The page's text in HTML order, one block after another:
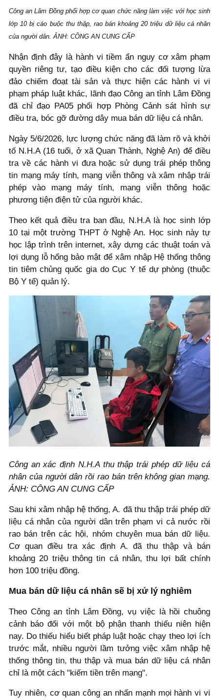
Công an Lâm Đồng phối hợp cơ quan chức năng làm việc với học sinh
lớp 10 bị cáo buộc thu thập, rao bán khoảng 20 triệu dữ liệu cá nhân
của người dân. ẢNH: CÔNG AN CUNG CẤP
Nhận định đây là hành vi tiềm ẩn nguy cơ xâm phạm
quyền riêng tư, tạo điều kiện cho các đối tượng lừa
đảo chiếm đoạt tài sản và thực hiện các hành vi vi
phạm pháp luật khác, lãnh đạo Công an tỉnh Lâm Đồng
đã chỉ đạo PA05 phối hợp Phòng Cảnh sát hình sự
điều tra, bóc gỡ đường dây mua bán dữ liệu cá nhân.
Ngày 5/6/2026, lực lượng chức năng đã làm rõ và khởi
tố N.H.A (16 tuổi, ở xã Quan Thành, Nghệ An) để điều
tra về các hành vi đưa hoặc sử dụng trái phép thông
tin mạng máy tính, mạng viễn thông và xâm nhập trái
phép vào mạng máy tính, mạng viễn thông hoặc
phương tiện điện tử của người khác.
Theo kết quả điều tra ban đầu, N.H.A là học sinh lớp
10 tại một trường THPT ở Nghệ An. Học sinh này tự
học lập trình trên internet, xây dựng các thuật toán và
lợi dụng lỗ hổng bảo mật để xâm nhập Hệ thống thông
tin tiêm chủng quốc gia do Cục Y tế dự phòng (thuộc
Bộ Y tế) quản lý.
Công an xác định N.H.A thu thập trái phép dữ liệu cá
nhân của người dân rồi rao bán trên không gian mạng.
ẢNH: CÔNG AN CUNG CẤP
Sau khi xâm nhập hệ thống, A. đã thu thập trái phép dữ
liệu cá nhân của người dân trên phạm vi cả nước rồi
rao bán trên các hội, nhóm chuyên mua bán dữ liệu.
Cơ quan điều tra xác định A. đã thu thập và bán
khoảng 20 triệu thông tin cá nhân, thu lợi bất chính
hơn 100 triệu đồng.
Mua bán dữ liệu cá nhân sẽ bị xử lý nghiêm
Theo Công an tỉnh Lâm Đồng, vụ việc là hồi chuông
cảnh báo đối với một bộ phận thanh thiếu niên hiện
nay. Do thiếu hiểu biết pháp luật hoặc chạy theo lợi ích
trước mắt, nhiều người lầm tưởng việc xâm nhập hệ
thống thông tin, thu thập và mua bán dữ liệu cá nhân
chỉ là một cách "kiếm tiền trên mạng".
Tuy nhiên, cơ quan công an nhấn mạnh mọi hành vi vi